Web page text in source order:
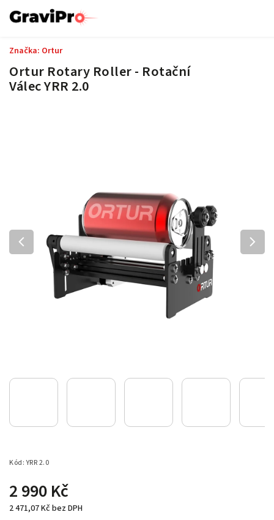
Ortur Rotary Roller - Rotační
Válec YRR 2.0
Kód: YRR 2.0
2 990 Kč
2 471,07 Kč bez DPH
Značka: Ortur